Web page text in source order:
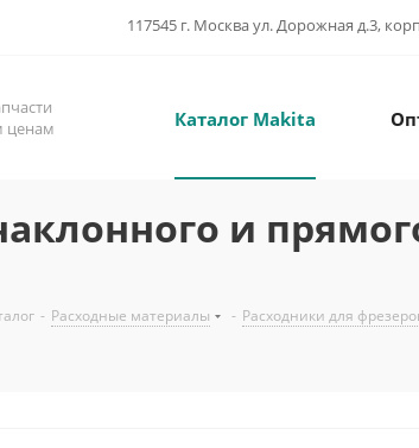
117545 г. Москва ул. Дорожная д.3,
ценам
Каталог Makita
и
- Расходные материалы - Расходники для